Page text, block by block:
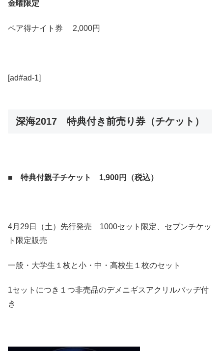
金曜限定
ペア得ナイト券 2,000円
[ad#ad-1]
深海2017 特典付き前売り券（チケット）
■ 特典付親子チケット 1,900円（税込）
4月29日（土）先行発売 1000セット限定、セブンチケッ
ト限定販売
一般・大学生１枚と小・中・高校生１枚のセット
1セットにつき１つ非売品のデメニギスアクリルバッヂ付
き